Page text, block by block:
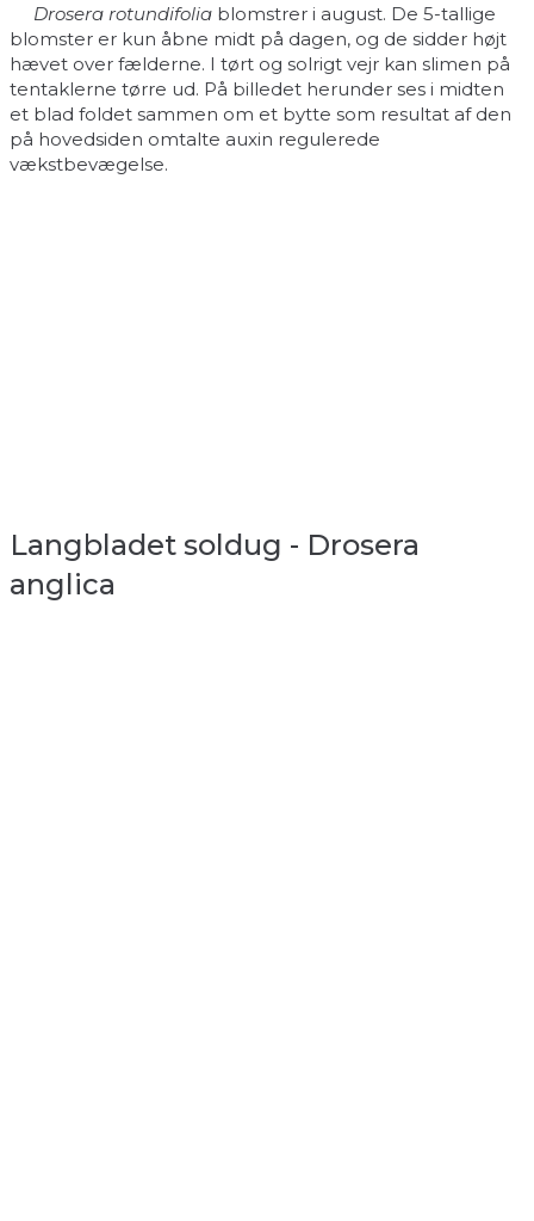
Drosera rotundifolia blomstrer i august. De 5-tallige
blomster er kun åbne midt på dagen, og de sidder højt
hævet over fælderne. I tørt og solrigt vejr kan slimen på
tentaklerne tørre ud. På billedet herunder ses i midten
et blad foldet sammen om et bytte som resultat af den
på hovedsiden omtalte auxin regulerede
vækstbevægelse.
Langbladet soldug - Drosera
anglica